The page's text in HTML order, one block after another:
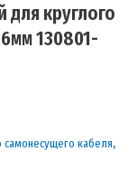
для круглого
130801-